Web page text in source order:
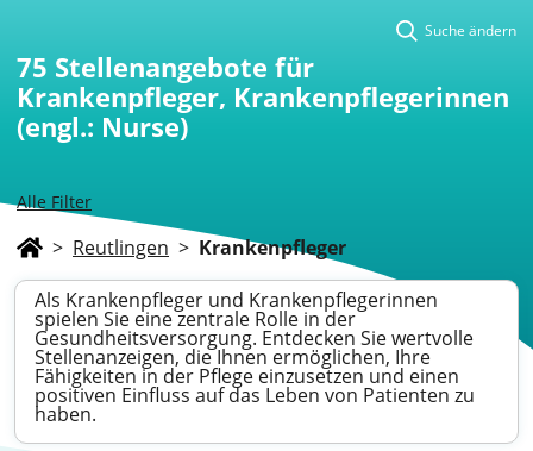
Alle Filter
Suche ändern
75 Stellenangebote für
Krankenpfleger, Krankenpflegerinnen
(engl.: Nurse)
> Reutlingen > Krankenpfleger
Als Krankenpfleger und Krankenpflegerinnen
spielen Sie eine zentrale Rolle in der
Gesundheitsversorgung. Entdecken Sie wertvolle
Stellenanzeigen, die Ihnen ermöglichen, Ihre
Fähigkeiten in der Pflege einzusetzen und einen
positiven Einfluss auf das Leben von Patienten zu
haben.